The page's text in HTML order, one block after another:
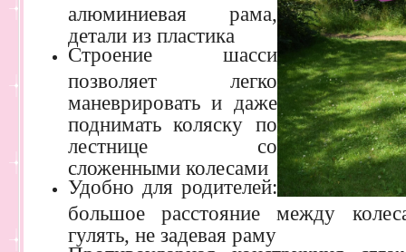
алюминиевая рама,
детали из пластика
Строение шасси
позволяет легко
маневрировать и даже
поднимать коляску по
лестнице со
сложенными колесами
Удобно для родителей:
большое расстояние между
гулять, не задевая раму